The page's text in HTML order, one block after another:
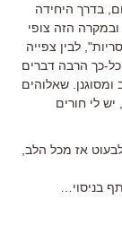
בדרך היחידה
ובמקרה הזה צופי
לבין צפייה
כך הרבה דברים
שאלוהים
לי חורים
אז מכל הלב,
בניסוי…